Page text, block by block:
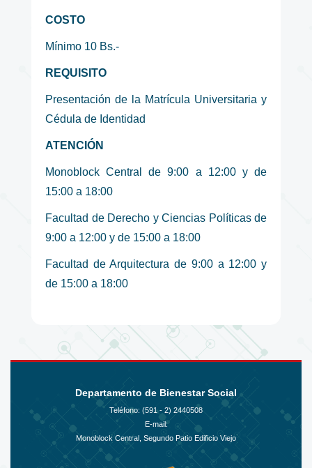
COSTO
Mínimo 10 Bs.-
REQUISITO
Presentación de la Matrícula Universitaria y
Cédula de Identidad
ATENCIÓN
Monoblock Central de 9:00 a 12:00 y de
15:00 a 18:00
Facultad de Derecho y Ciencias Políticas de
9:00 a 12:00 y de 15:00 a 18:00
Facultad de Arquitectura de 9:00 a 12:00 y
de 15:00 a 18:00
Departamento de Bienestar Social
Teléfono: (591 - 2) 2440508
E-mail:
Monoblock Central, Segundo Patio Edificio Viejo